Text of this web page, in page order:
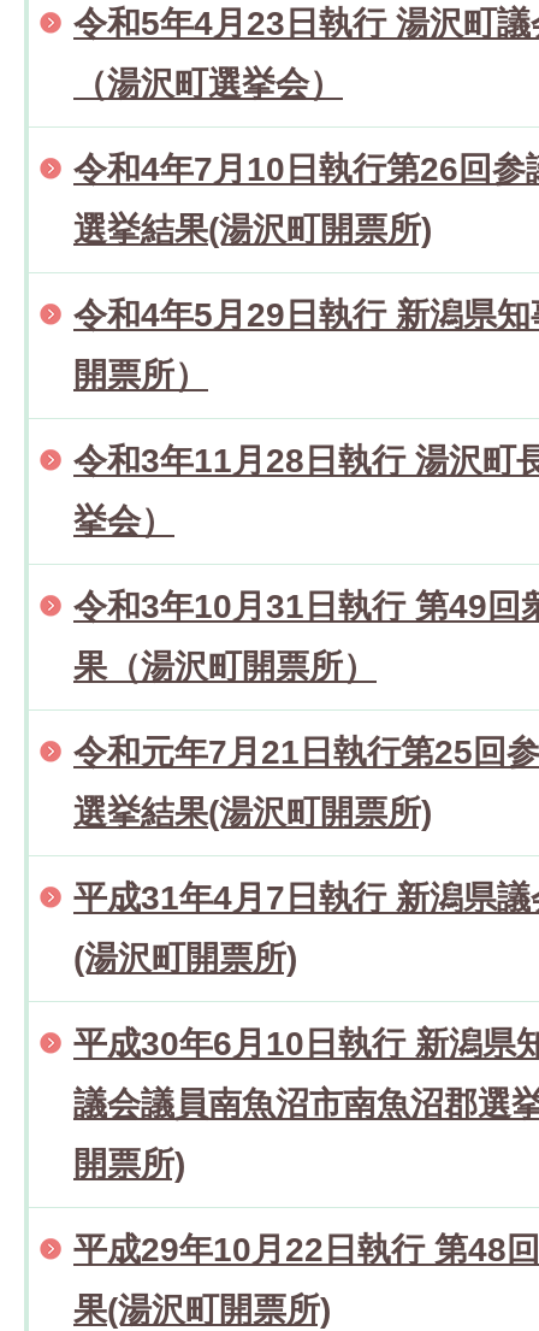
令和5年4月23日執行 湯沢町
（湯沢町選挙会）
令和4年7月10日執行第26回
選挙結果(湯沢町開票所)
令和4年5月29日執行 新潟県
開票所）
令和3年11月28日執行 湯沢町
挙会）
令和3年10月31日執行 第49回
果（湯沢町開票所）
令和元年7月21日執行第25回
選挙結果(湯沢町開票所)
平成31年4月7日執行 新潟県
(湯沢町開票所)
平成30年6月10日執行 新潟県
議会議員南魚沼市南魚沼郡選
開票所)
平成29年10月22日執行 第48
果(湯沢町開票所)